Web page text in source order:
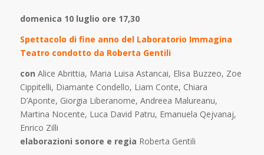
domenica 10 luglio ore 17,30
Spettacolo di fine anno del Laboratorio Immagina
Teatro condotto da Roberta Gentili
con Alice Abrittia, Maria Luisa Astancai, Elisa Buzzeo, Zoe
Cippitelli, Diamante Condello, Liam Conte, Chiara
D’Aponte, Giorgia Liberanome, Andreea Malureanu,
Martina Nocente, Luca David Patru, Emanuela Qejvanaj,
Enrico Zilli
elaborazioni sonore e regia Roberta Gentili